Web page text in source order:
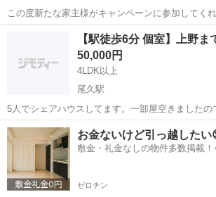
この度新たな家主様がキャンペーンに参加してくれま
も通常の賃貸よりも短期間での契約も可能です！
載している投稿とは別のキャンペーンとなります。 今回の募集エリ
は 【田端エリア...
田端駅 シェアハウス
【駅徒歩6分 個室】上野ま
50,000円
4LDK以上
尾久駅
5人でシェアハウスしてます。一部屋空きましたの
東京 荒川区 尾久駅 シェアハウス
お金ないけど引っ越したい
敷金・礼金なしの物件多数掲載！
ゼロチン